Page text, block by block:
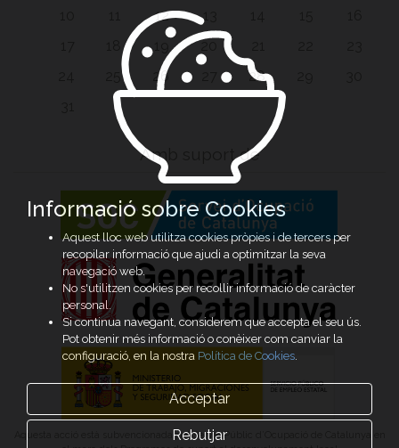
12 13
20
26 28
Amb suport de
Aquesta acció està subvencionada pel Servei Públic d’Ocupació de Catalunya en
Informació sobre Cookies
Aquest lloc web utilitza cookies pròpies i de tercers per
recopilar informació que ajudi a optimitzar la seva
navegació web.
No s'utilitzen cookies per recollir informació de caràcter
personal.
Si continua navegant, considerem que accepta el seu ús.
Pot obtenir més informació o conèixer com canviar la
configuració, en la nostra Política de Cookies.
Acceptar
Rebutjar